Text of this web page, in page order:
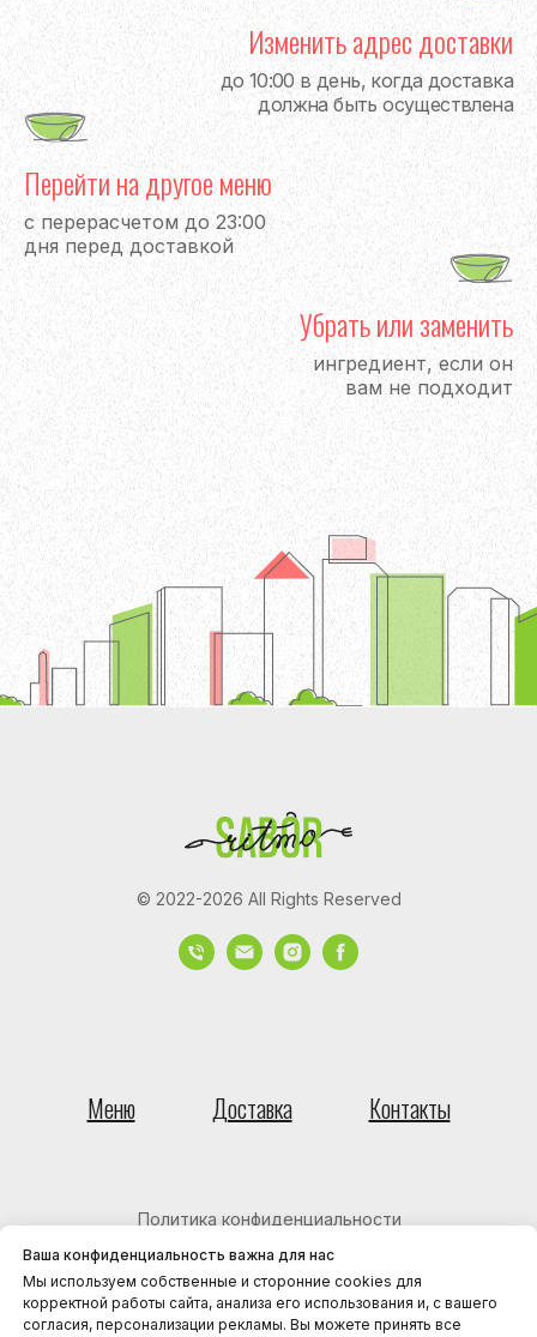
до 10:00 в день, когда доставка
должна быть осуществлена
Изменить адрес доставки
с перерасчетом до 23:00
дня перед доставкой
Перейти на другое меню
Убрать или заменить
ингредиент, если он
вам не подходит
© 2022-2026 All Rights Reserved
Меню Доставка Контакты
Юридическая информация
Политика использования cookies
Политика конфиденциальности
Пользовательское соглашение
Ваша конфиденциальность важна для нас
Мы используем собственные и сторонние cookies для
корректной работы сайта, анализа его использования и, с вашего
согласия, персонализации рекламы. Вы можете принять все